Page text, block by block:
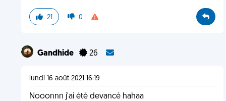
21 0
Gandhide 26
lundi 16 août 2021 16:19
Nooonnn j'ai été devancé hahaa